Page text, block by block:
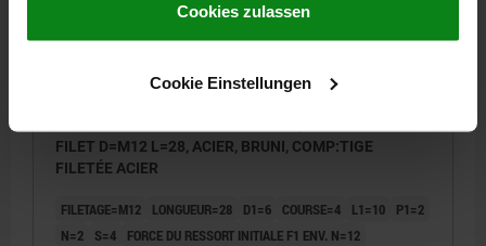
Datenschutz|AGB
Cookies zulassen
Cookie Einstellungen
FILET D=M12 L=28, ACIER, BRUNI, COMP:TIGE
FILETÉE ACIER
FILETAGE=M12 LONGUEUR=28 D1=6 COURSE=4 L1=10
P1=2
N=2
S=4
FORCE DU RESSORT INITIALE F1 ENV. N=12